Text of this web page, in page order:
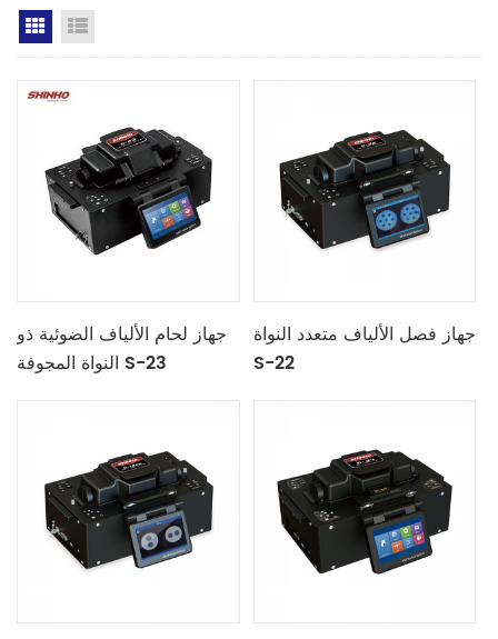
Grid View
جهاز لحام الألياف الضوئية ذو
النواة المجوفة S-23
جهاز فصل الألياف متعدد النواة
S-22